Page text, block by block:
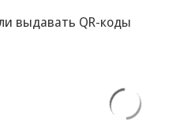
выдавать QR-коды